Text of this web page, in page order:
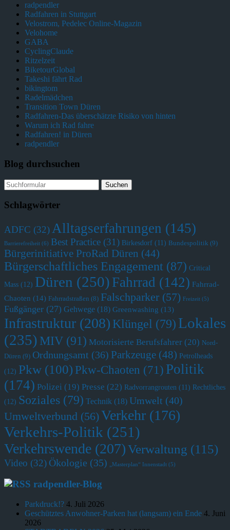
radpendler
Radfahren in Stuttgart
Velostrom, Pedelec Online-Magazin
Velohome
GABA
CyclingClaude
Ritzelzeit
BiketourGlobal
Takeshi fährt Rad
bikingtom
Radelmädchen
Transition Town Düren
Radfahren-Das überschätzte Risiko von hinten
Warum ich Rad fahre
Radfahren! in Düren
radpendler
Blog durchsuchen
Schlagwörter
ADFC (32)Alltagserfahrungen (145)
Barrierefreiheit (6) Best Practice (31) Birkesdorf (11) Bundespolitik (9)
Bürgerinitiative ProRad Düren (44)
Bürgerschaftliches Engagement (87) Critical
Mass (12) Düren (250) Fahrrad (142) Fahrrad-
Chaoten (14) Fahrradstraßen (8) Falschparker (57) Freizeit (5)
Fußgänger (27) Gehwege (18) Greenwashing (13)
Infrastruktur (208) Klüngel (79) Lokales
(235) MIV (91) Motorisierte Berufsfahrer (20) Nord-
Düren (9) Ordnungsamt (36) Parkzeuge (48) Petrolheads
(12) Pkw (100) Pkw-Chaoten (71) Politik
(174) Polizei (19) Presse (22) Radvorrangrouten (11) Rechtliches
(12) Soziales (79) Technik (18) Umwelt (40)
Umweltverbund (56)Verkehr (176)
Verkehrs-Politik (251)
Verkehrswende (207)Verwaltung (115)
Video (32) Ökologie (35) „Masterplan“ Innenstadt (5)
radpendler-Blog
Parkdruck!? 4. Juli 2026
Geschütztes Anwohner-Parken hat (langsam) ein Ende 4. Juni
2026